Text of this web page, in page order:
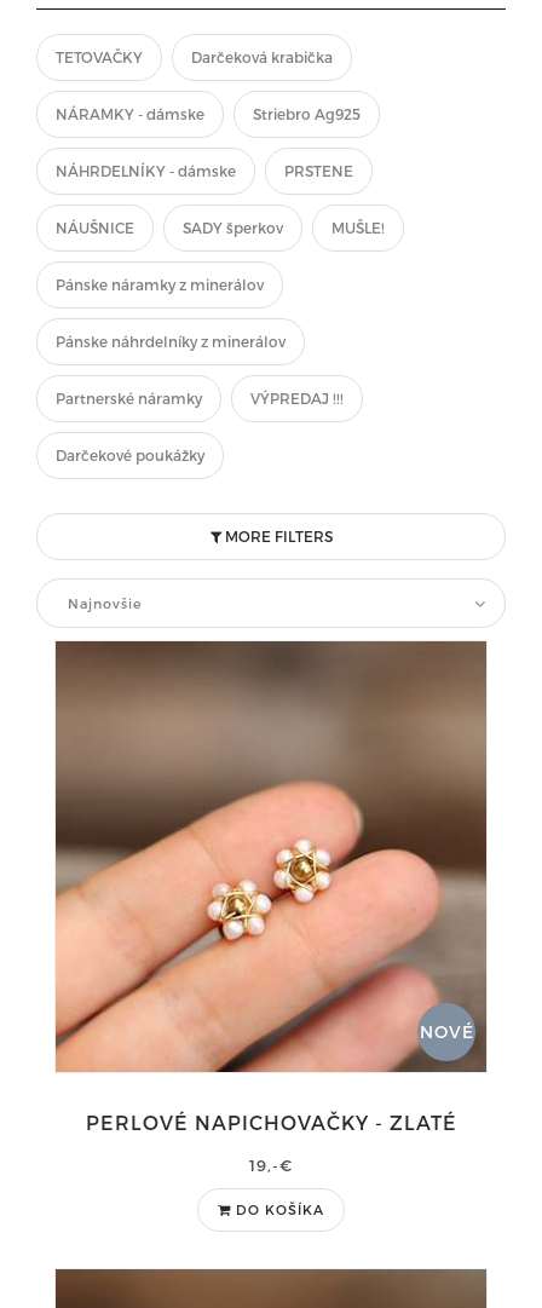
TETOVAČKY Darčeková krabička
NÁRAMKY - dámske Striebro Ag925
NÁHRDELNÍKY - dámske PRSTENE
NÁUŠNICE SADY šperkov MUŠLE!
Pánske náramky z minerálov
Pánske náhrdelníky z minerálov
Partnerské náramky VÝPREDAJ !!!
Darčekové poukážky
MORE FILTERS
Najnovšie
NOVÉ
PERLOVÉ NAPICHOVAČKY - ZLATÉ
19,-€
DO KOŠÍKA